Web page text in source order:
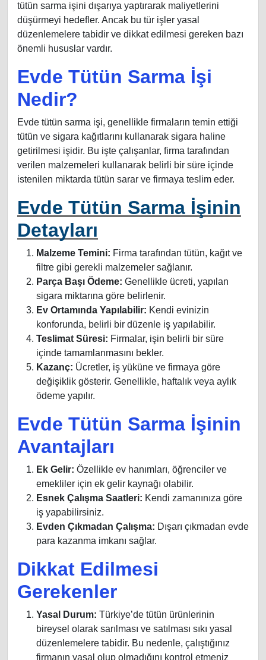
tütün sarma işini dışarıya yaptırarak maliyetlerini
düşürmeyi hedefler. Ancak bu tür işler yasal
düzenlemelere tabidir ve dikkat edilmesi gereken bazı
önemli hususlar vardır.
Evde Tütün Sarma İşi
Nedir?
Evde tütün sarma işi, genellikle firmaların temin ettiği
tütün ve sigara kağıtlarını kullanarak sigara haline
getirilmesi işidir. Bu işte çalışanlar, firma tarafından
verilen malzemeleri kullanarak belirli bir süre içinde
istenilen miktarda tütün sarar ve firmaya teslim eder.
Evde Tütün Sarma İşinin
Detayları
Malzeme Temini: Firma tarafından tütün, kağıt ve
filtre gibi gerekli malzemeler sağlanır.
Parça Başı Ödeme: Genellikle ücreti, yapılan
sigara miktarına göre belirlenir.
Ev Ortamında Yapılabilir: Kendi evinizin
konforunda, belirli bir düzenle iş yapılabilir.
Teslimat Süresi: Firmalar, işin belirli bir süre
içinde tamamlanmasını bekler.
Kazanç: Ücretler, iş yüküne ve firmaya göre
değişiklik gösterir. Genellikle, haftalık veya aylık
ödeme yapılır.
Evde Tütün Sarma İşinin
Avantajları
Ek Gelir: Özellikle ev hanımları, öğrenciler ve
emekliler için ek gelir kaynağı olabilir.
Esnek Çalışma Saatleri: Kendi zamanınıza göre
iş yapabilirsiniz.
Evden Çıkmadan Çalışma: Dışarı çıkmadan evde
para kazanma imkanı sağlar.
Dikkat Edilmesi
Gerekenler
Yasal Durum: Türkiye’de tütün ürünlerinin
bireysel olarak sarılması ve satılması sıkı yasal
düzenlemelere tabidir. Bu nedenle, çalıştığınız
firmanın yasal olup olmadığını kontrol etmeniz